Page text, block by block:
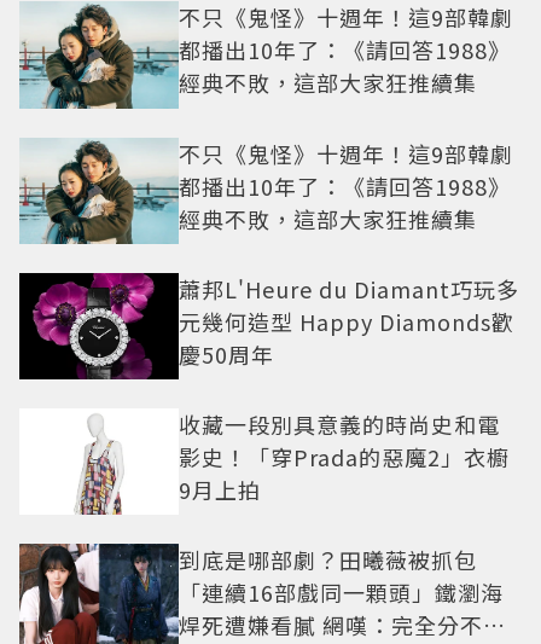
不只《鬼怪》十週年！這9部韓劇
都播出10年了：《請回答1988》
經典不敗，這部大家狂推續集
不只《鬼怪》十週年！這9部韓劇
都播出10年了：《請回答1988》
經典不敗，這部大家狂推續集
蕭邦L'Heure du Diamant巧玩多
元幾何造型 Happy Diamonds歡
慶50周年
收藏一段別具意義的時尚史和電
影史！「穿Prada的惡魔2」衣櫥
9月上拍
到底是哪部劇？田曦薇被抓包
「連續16部戲同一顆頭」鐵瀏海
焊死遭嫌看膩 網嘆：完全分不出